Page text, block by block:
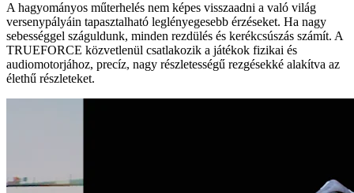
A hagyományos műterhelés nem képes visszaadni a való világ
versenypályáin tapasztalható leglényegesebb érzéseket. Ha nagy
sebességgel száguldunk, minden rezdülés és kerékcsúszás számít. A
TRUEFORCE közvetlenül csatlakozik a játékok fizikai és
audiomotorjához, precíz, nagy részletességű rezgésekké alakítva az
élethű részleteket.